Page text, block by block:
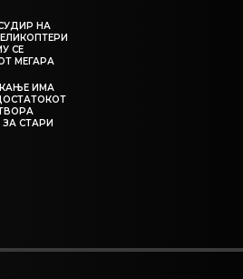
НА
СЕ
МЕГАРА
ИМА
СТАРИ